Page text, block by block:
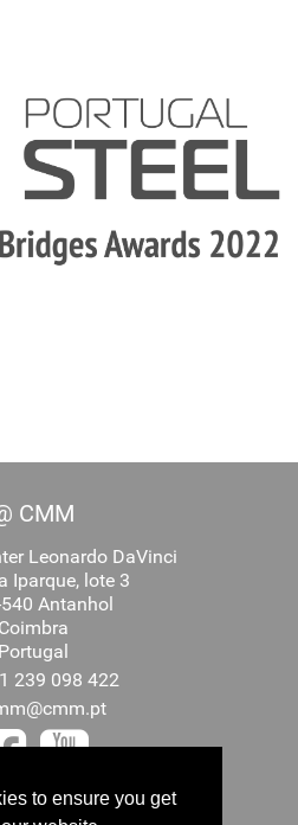
to ensure you get
CMM
Leonardo DaVinci
Iparque, lote 3
Antanhol
Coimbra
Portugal
239 098 422